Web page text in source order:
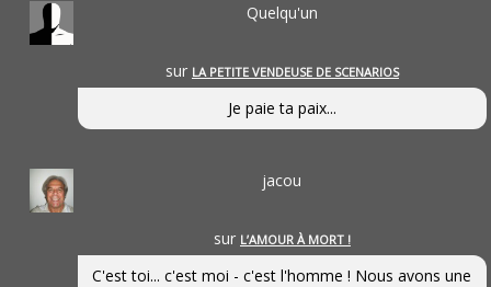
Quelqu'un
sur LA PETITE VENDEUSE DE SCENARIOS
Je paie ta paix...
jacou
sur L’AMOUR À MORT !
C'est toi... c'est moi - c'est l'homme ! Nous avons une